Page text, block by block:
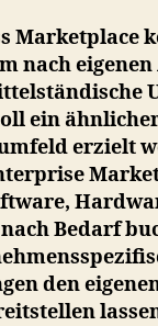
Marketplace
nach
ein
erzielt
Bedarf
den